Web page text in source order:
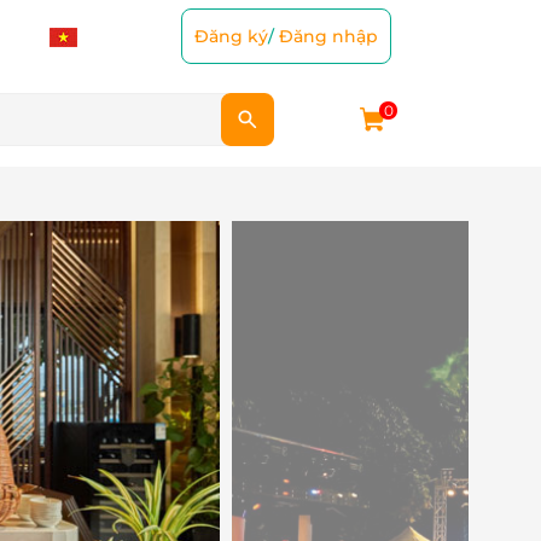
Đăng ký/Đăng nhập
0